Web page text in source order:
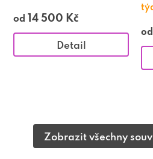
od 14 500 Kč
Detail
od
Zobrazit všechny